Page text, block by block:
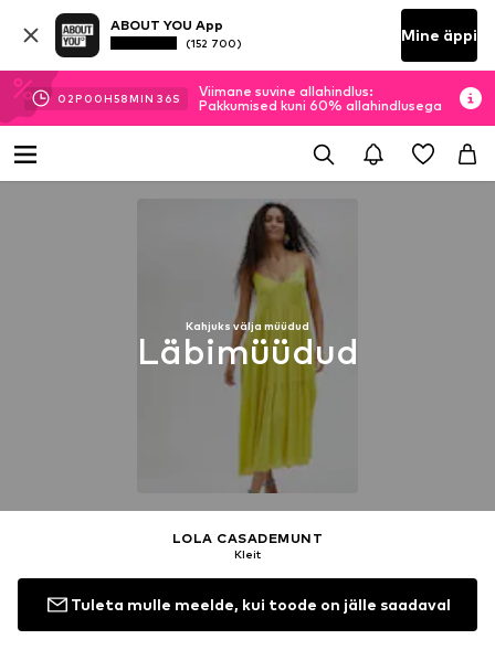
ABOUT YOU App
(152 700) Mine äppi
02P 00H58MIN 36S
Viimane suvine allahindlus:
Pakkumised kuni 60% allahindlusega
Kahjuks välja müüdud
Läbimüüdud
LOLA CASADEMUNT
Kleit
Tuleta mulle meelde, kui toode on jälle saadaval